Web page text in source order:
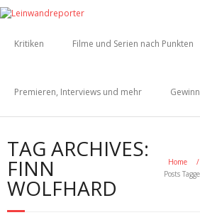
Kritiken Filme und Serien nach Punkten
Premieren, Interviews und mehr
TAG ARCHIVES:
FINN
WOLFHARD
Home
/
Posts